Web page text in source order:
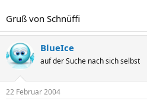
Gruß von Schnüffi
BlueIce
auf der Suche nach sich selbst
22 Februar 2004